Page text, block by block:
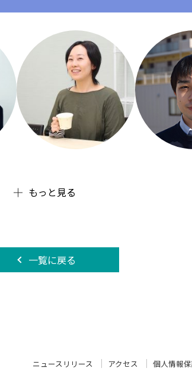
もっと見る
一覧に戻る
ニュースリリース アクセス 個人情報